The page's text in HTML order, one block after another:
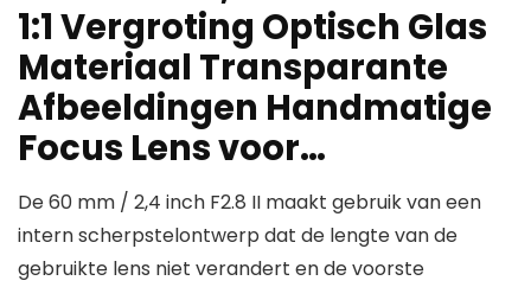
1:1 Vergroting Optisch Glas
Materiaal Transparante
Afbeeldingen Handmatige
Focus Lens voor…
De 60 mm / 2,4 inch F2.8 II maakt gebruik van een
intern scherpstelontwerp dat de lengte van de
gebruikte lens niet verandert en de voorste